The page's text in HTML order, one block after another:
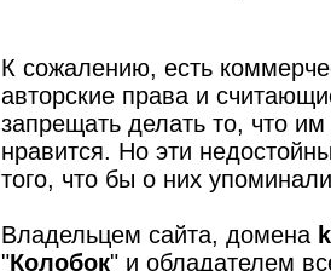
К сожалению, есть
авторские права и
запрещать делать то, что
нравится. Но эти
того, что бы о них
Владельцем сайта, домена
"Колобок" и обладателем